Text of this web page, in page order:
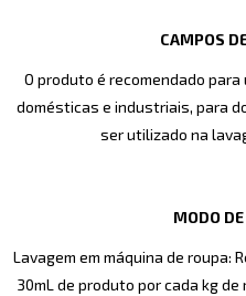
CAMPOS
O produto é recomendado
domésticas e industriais, para
ser utilizado na
MODO
Lavagem em máquina de roupa:
30mL de produto por cada kg